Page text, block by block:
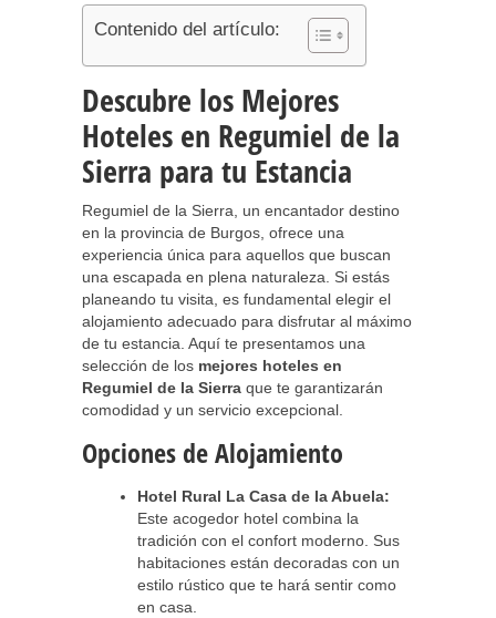
Contenido del artículo:
Descubre los Mejores
Hoteles en Regumiel de la
Sierra para tu Estancia
Regumiel de la Sierra, un encantador destino
en la provincia de Burgos, ofrece una
experiencia única para aquellos que buscan
una escapada en plena naturaleza. Si estás
planeando tu visita, es fundamental elegir el
alojamiento adecuado para disfrutar al máximo
de tu estancia. Aquí te presentamos una
selección de los mejores hoteles en
Regumiel de la Sierra que te garantizarán
comodidad y un servicio excepcional.
Opciones de Alojamiento
Hotel Rural La Casa de la Abuela:
Este acogedor hotel combina la
tradición con el confort moderno. Sus
habitaciones están decoradas con un
estilo rústico que te hará sentir como
en casa.